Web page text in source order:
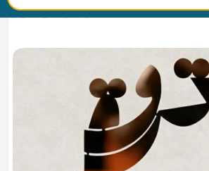
f
𝕏
in